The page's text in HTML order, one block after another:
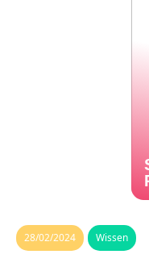
28/02/2024 Wissen